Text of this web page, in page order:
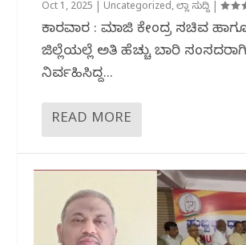
Oct 1, 2025 Uncategorized,ಜಿಲ್ಲಾ ಸುದ್ದಿ|
ಕಾರವಾರ : ಮಾಜಿ ಕೇಂದ್ರ ಸಚಿವ
ಜಿಲ್ಲೆಯಲ್ಲೆ ಅತಿ ಹೆಚ್ಚು ಬಾರಿ
ನಿರ್ವಹಿಸಿದ್ದ...
READ MORE